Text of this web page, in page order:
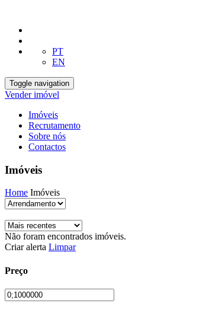
PT
EN
Toggle navigation
Vender imóvel
Imóveis
Recrutamento
Sobre nós
Contactos
Imóveis
Home Imóveis
Não foram encontrados imóveis.
Criar alerta Limpar
Preço